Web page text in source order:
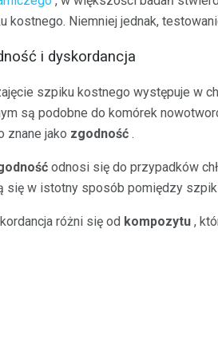
kostnego. Niemniej jednak,
i dyskordancja
szpiku kostnego występuje w
są podobne do komórek
znane jako zgodność .
odnosi się do przypadków
się w istotny sposób pomiędzy
różni się od kompozytu ,